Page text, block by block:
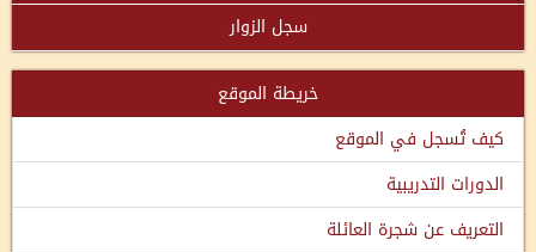
سجل الزوار
خريطة الموقع
كيف تُسجل في الموقع
الدورات التدريبية
التعريف عن شجرة العائلة